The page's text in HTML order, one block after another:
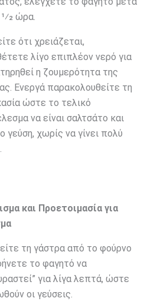
ώρα.
ότι χρειάζεται,
λίγο επιπλέον νερό για
η ζουμερότητα της
Ενεργά παρακολουθείτε τη
ώστε το τελικό
να είναι σαλτσάτο και
γεύση, χωρίς να γίνει πολύ
και Προετοιμασία για
τη γάστρα από το φούρνο
το φαγητό να
για λίγα λεπτά, ώστε
οι γεύσεις.